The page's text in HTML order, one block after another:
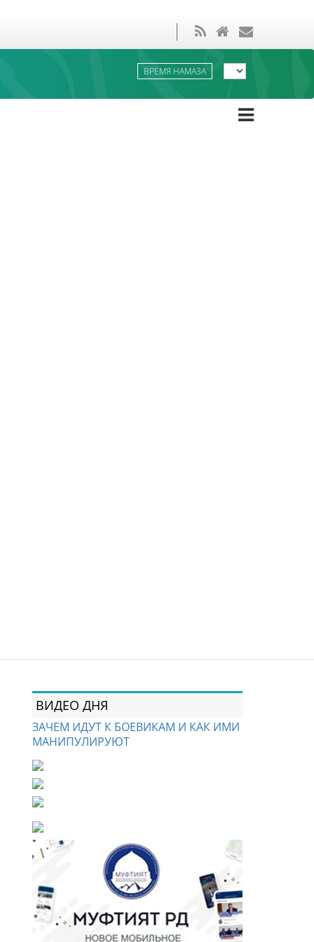
ВРЕМЯ НАМАЗА
ВИДЕО ДНЯ
ЗАЧЕМ ИДУТ К БОЕВИКАМ И КАК ИМИ
МАНИПУЛИРУЮТ